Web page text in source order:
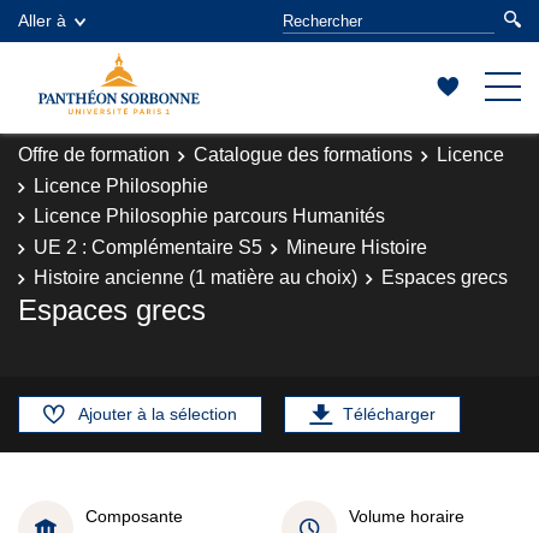
Aller à
Offre de formation Catalogue des formations
Licence
Licence Philosophie
Licence Philosophie parcours Humanités
UE 2 : Complémentaire S5
Mineure Histoire
Histoire ancienne (1 matière au choix)
Espaces grecs
Espaces grecs
Ajouter à la sélection Télécharger
Composante
Volume horaire